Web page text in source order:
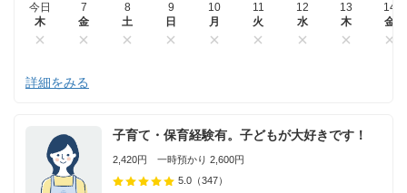
今日
木
7
金
8
土
9
日
10
月
11
火
12
水
13
木
14
金
詳細をみる
子育て・保育経験有。子どもが大好きです！
2,420円 一時預かり 2,600円
5.0 （347）